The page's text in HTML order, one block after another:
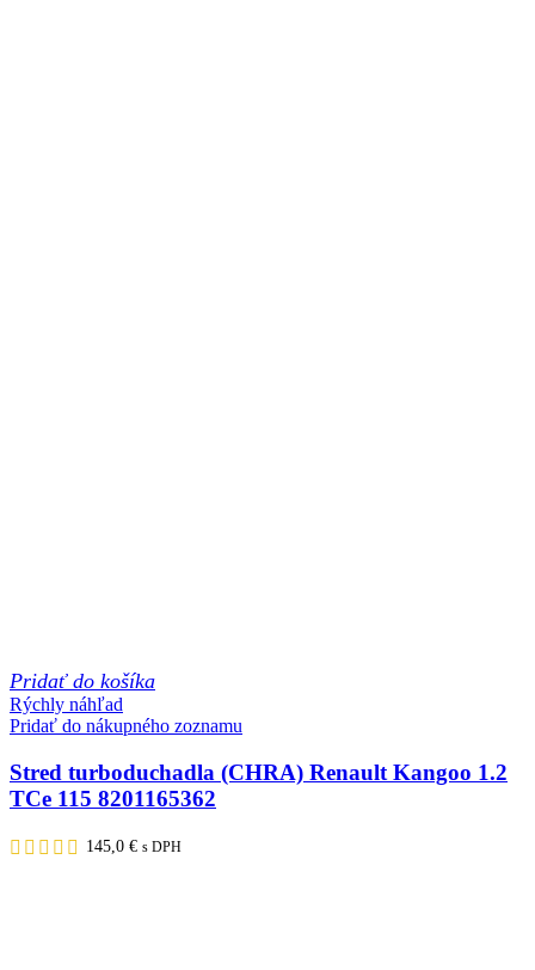
Pridať do košíka
Rýchly náhľad
Pridať do nákupného zoznamu
Stred turboduchadla (CHRA) Renault Kangoo 1.2
TCe 115 8201165362
145,0 € s DPH